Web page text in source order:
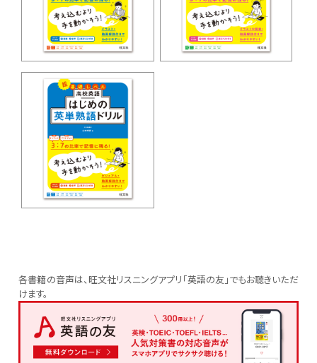
各書籍の音声は、旺文社リスニングアプリ「英語の友」でもお聴きいただ
けます。